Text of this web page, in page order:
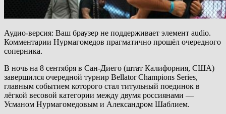
Аудио-версия: Ваш браузер не поддерживает элемент audio.
Комментарии Нурмагомедов прагматично прошёл очередного
соперника.
В ночь на 8 сентября в Сан-Диего (штат Калифорния, США)
завершился очередной турнир Bellator Champions Series,
главным событием которого стал титульный поединок в
лёгкой весовой категории между двумя россиянами —
Усманом Нурмагомедовым и Александром Шаблием.